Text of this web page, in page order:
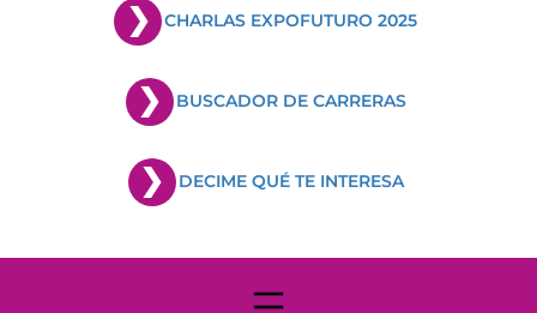
CHARLAS EXPOFUTURO 2025
BUSCADOR DE CARRERAS
DECIME QUÉ TE INTERESA